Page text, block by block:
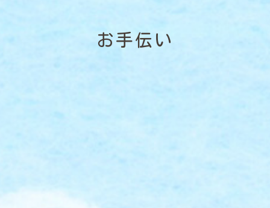
お手伝い